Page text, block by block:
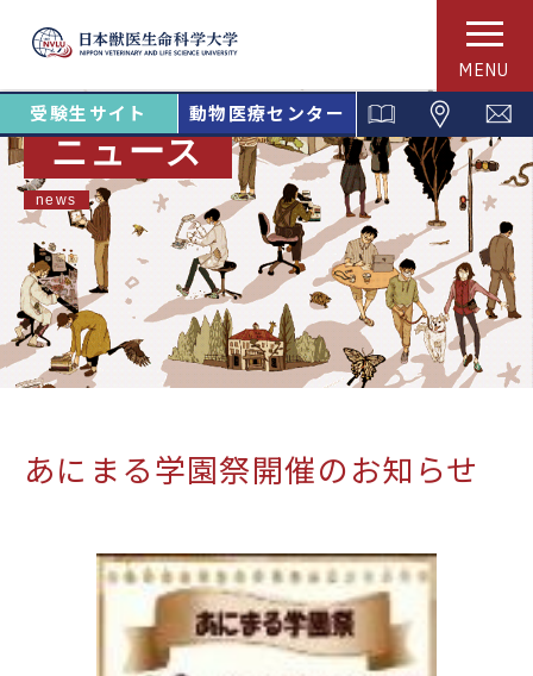
MENU
受験生サイト 動物医療センター
ニュース
news
あにまる学園祭開催のお知らせ